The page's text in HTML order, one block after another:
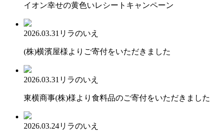
イオン幸せの黄色いレシートキャンペーン
2026.03.31 リラのいえ
(株)横濱屋様よりご寄付をいただきました
2026.03.31 リラのいえ
東横商事(株)様より食料品のご寄付をいただきました
2026.03.24リラのいえ